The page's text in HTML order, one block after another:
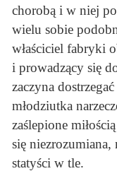
chorobą i w niej
wielu sobie
właściciel fabryki
i prowadzący się
zaczyna
młodziutka
zaślepione
się niezrozumiana,
statyści w tle.